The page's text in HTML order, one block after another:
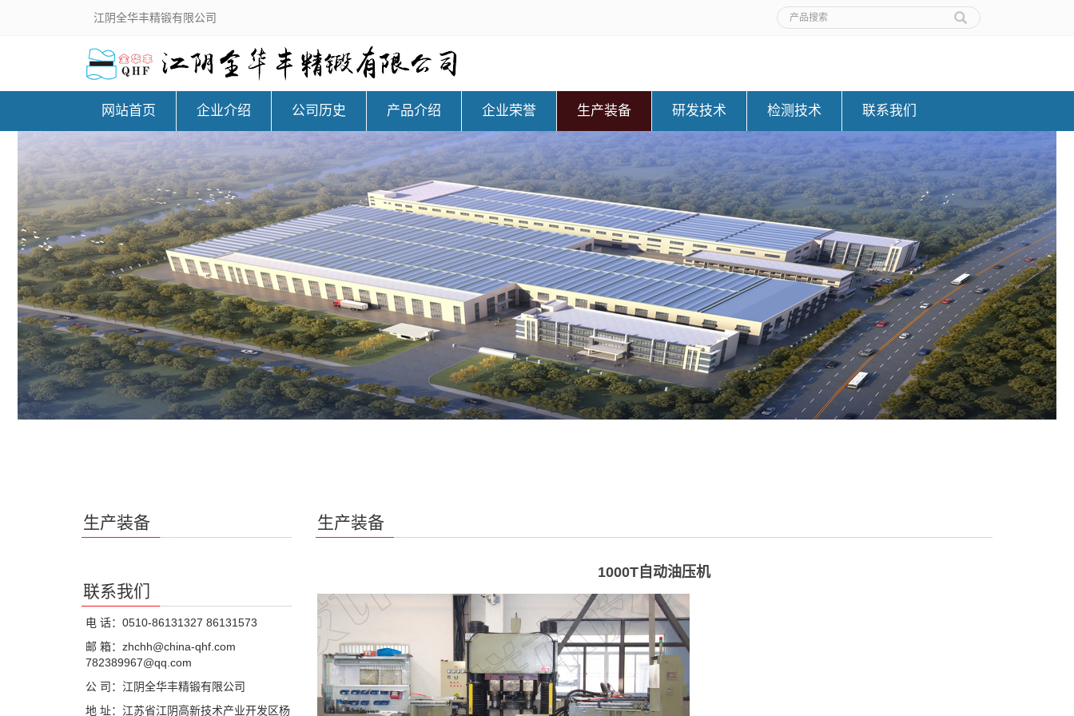
江阴全华丰精锻有限公司
网站首页 企业介绍 公司历史 产品介绍 企业荣誉 生产装备 研发技术 检测技术 联系我们
生产装备
1000T自动油压机
生产装备
联系我们
电 话：0510-86131327 86131573
邮 箱：zhchh@china-qhf.com
782389967@qq.com
公 司：江阴全华丰精锻有限公司
地 址：江苏省江阴高新技术产业开发区杨